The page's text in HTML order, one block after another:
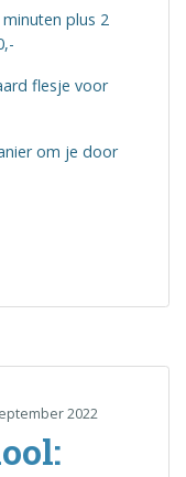
plus 2
flesje voor
om je door
2022